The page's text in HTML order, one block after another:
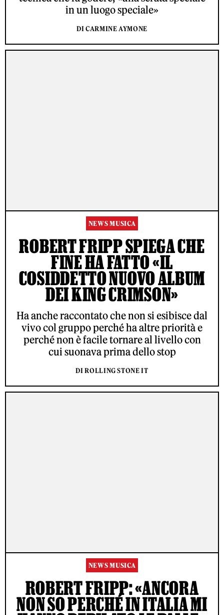
in un luogo speciale»
DI CARMINE AYMONE
NEWS MUSICA
ROBERT FRIPP SPIEGA CHE
FINE HA FATTO «IL
COSIDDETTO NUOVO ALBUM
DEI KING CRIMSON»
Ha anche raccontato che non si esibisce dal
vivo col gruppo perché ha altre priorità e
perché non è facile tornare al livello con
cui suonava prima dello stop
DI ROLLING STONE IT
NEWS MUSICA
ROBERT FRIPP: «ANCORA
NON SO PERCHÉ IN ITALIA MI